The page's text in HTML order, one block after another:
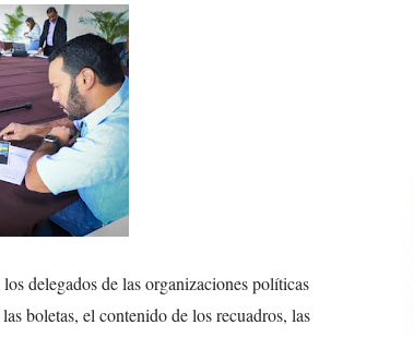
delegados de las organizaciones políticas
boletas, el contenido de los recuadros, las